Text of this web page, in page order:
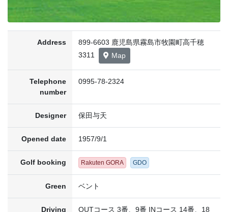
Address
899-6603 鹿児島県霧島市牧園町高千穂
3311
Map
Telephone
number
0995-78-2324
Designer 保田与天
Opened date 1957/9/1
Golf booking Rakuten GORA GDO
Green ベント
Driving
OUTコース 3番、9番 INコース 14番、18